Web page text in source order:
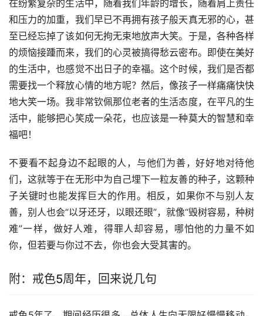
在纷繁复杂的生活中，随着我们年龄的增长，随着肩上责任
和压力的加重，我们早已不再拥有孩子般天真无邪的心，甚
至已经忘掉了该如何无拘无束地放声大笑。于是，各种各样
的烦恼接踵而来，我们的心灵被搞得愁云密布。即使在美好
的生活中，也感觉不出日子的幸福。这个时候，我们是否都
需要找一个释放心情的地方呢？然后，像孩子一样痛痛快快
地大笑一场。我非常钦佩那位老者的生活态度，在平凡的生
活中，能够把心笑成一朵花，也应该是一种莫大的智慧和幸
福吧！
不要看不起身边不起眼的人，与他们为善，好好地对待他
们，这就等于在无形中为自己埋下一粒友善的种子，这颗种
子关键时也能发挥巨大的作用。相反，如果你不与别人友
善，别人也会“以牙还牙，以眼还眼”，就像“毁树容易，种树
难”一样，做好人难，得罪人却容易，哪怕他的力量不如
你，但若要与你过不去，你也会大受其害的。
附：戒色5周年，回来说几句